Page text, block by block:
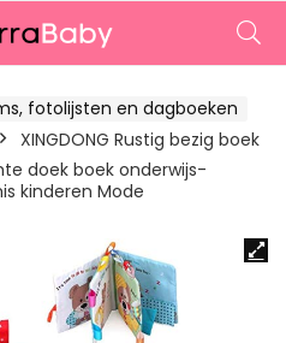
fotolijsten en dagboeken
XINGDONG Rustig bezig boek
doek boek onderwijs-
kinderen Mode